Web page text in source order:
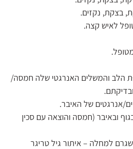
בצקת, נקזים.
לאיש קצה.
הלב והמשלים האנרגטי שלה חמסה/
ובאיבר (חמסה והוצאה עם סכין
שגרם למחלה – איתור גיל טריגר